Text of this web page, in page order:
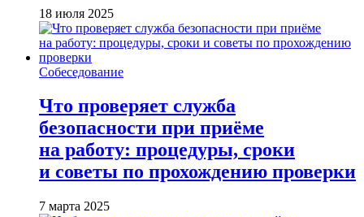
18 июля 2025
Собеседование
Что проверяет служба
безопасности при приёме
на работу: процедуры, сроки
и советы по прохождению проверки
7 марта 2025